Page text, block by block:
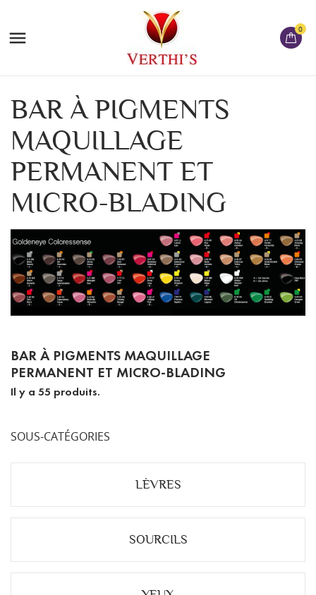
 0
BAR À PIGMENTS
MAQUILLAGE
PERMANENT ET
MICRO-BLADING
BAR À PIGMENTS MAQUILLAGE
PERMANENT ET MICRO-BLADING
Il y a 55 produits.
SOUS-CATÉGORIES
LÈVRES
SOURCILS